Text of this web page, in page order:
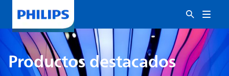
Productos destacados